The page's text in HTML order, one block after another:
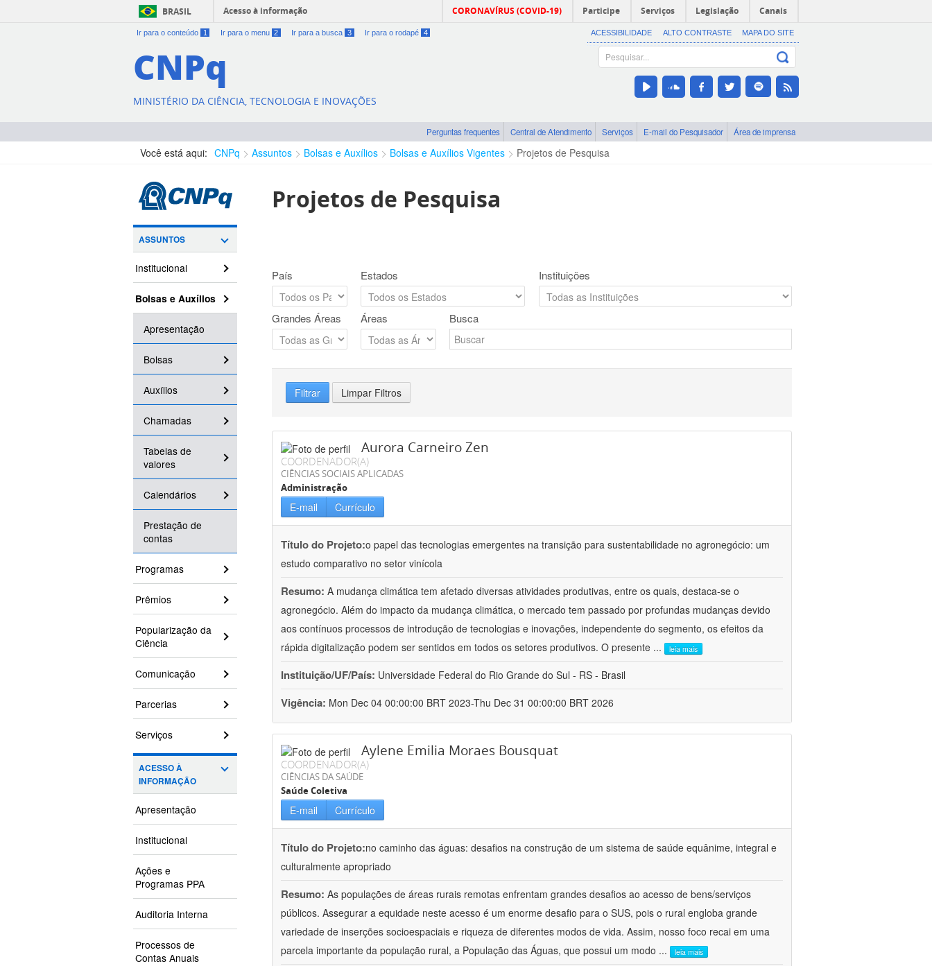
BRASIL Acesso à informação CORONAVÍRUS (COVID-19) Participe Serviços Legislação Canais
Ir para o conteúdo 1 Ir para o menu 2 Ir para a busca 3 Ir para o rodapé 4 ACESSIBILIDADE ALTO CONTRASTE MAPA DO SITE
CNPq
MINISTÉRIO DA CIÊNCIA, TECNOLOGIA E INOVAÇÕES
Perguntas frequentes Central de Atendimento Serviços E-mail do Pesquisador Área de imprensa
Você está aqui: CNPq Assuntos Bolsas e Auxílios Bolsas e Auxílios Vigentes Projetos de Pesquisa
ASSUNTOS
Institucional
Bolsas e Auxílios
Apresentação
Bolsas
Auxílios
Chamadas
Tabelas de
valores
Calendários
Prestação de
contas
Programas
Prêmios
Popularização da
Ciência
Comunicação
Parcerias
Serviços
ACESSO À
INFORMAÇÃO
Apresentação
Institucional
Ações e
Programas PPA
Auditoria Interna
Processos de
Contas Anuais
Projetos de Pesquisa
País Estados Instituições
Grandes Áreas Áreas Busca
Filtrar Limpar Filtros
Aurora Carneiro Zen
COORDENADOR(A)
CIÊNCIAS SOCIAIS APLICADAS
Administração
E-mail Currículo
Título do Projeto:o papel das tecnologias emergentes na transição para sustentabilidade no agronegócio: um
estudo comparativo no setor vinícola
Resumo: A mudança climática tem afetado diversas atividades produtivas, entre os quais, destaca-se o
agronegócio. Além do impacto da mudança climática, o mercado tem passado por profundas mudanças devido
aos contínuos processos de introdução de tecnologias e inovações, independente do segmento, os efeitos da
rápida digitalização podem ser sentidos em todos os setores produtivos. O presente ... leia mais
Instituição/UF/País: Universidade Federal do Rio Grande do Sul - RS - Brasil
Vigência: Mon Dec 04 00:00:00 BRT 2023-Thu Dec 31 00:00:00 BRT 2026
Aylene Emilia Moraes Bousquat
COORDENADOR(A)
CIÊNCIAS DA SAÚDE
Saúde Coletiva
E-mail Currículo
Título do Projeto:no caminho das águas: desafios na construção de um sistema de saúde equânime, integral e
culturalmente apropriado
Resumo: As populações de áreas rurais remotas enfrentam grandes desafios ao acesso de bens/serviços
públicos. Assegurar a equidade neste acesso é um enorme desafio para o SUS, pois o rural engloba grande
variedade de inserções socioespaciais e riqueza de diferentes modos de vida. Assim, nosso foco recai em uma
parcela importante da população rural, a População das Águas, que possui um modo ... leia mais